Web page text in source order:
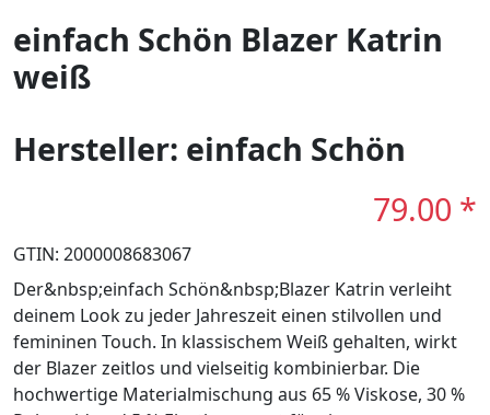
einfach Schön Blazer Katrin
weiß
Hersteller: einfach Schön
79.00 *
GTIN: 2000008683067
Der&nbsp;einfach Schön&nbsp;Blazer Katrin verleiht
deinem Look zu jeder Jahreszeit einen stilvollen und
femininen Touch. In klassischem Weiß gehalten, wirkt
der Blazer zeitlos und vielseitig kombinierbar. Die
hochwertige Materialmischung aus 65 % Viskose, 30 %